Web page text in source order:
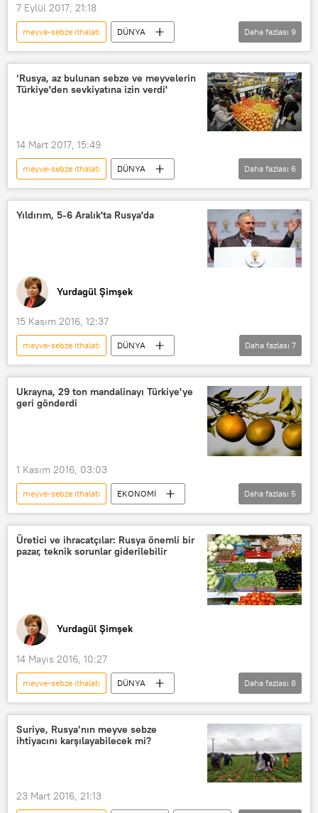
Kerç Limanı
Ünver Sel
Beşar Esad
Sergey Aksenov
Elif Sudagezer
Kırım Kalkınma Vakfı
Kırım Tatar Kültür Dernekleri Federasyonu
narenciye
kıvırcık
fosfat
organik tarım
7 Eylül 2017, 21:18
meyve-sebze ithalatı
DÜNYA
Türkiye
EKONOMİ
Haberler
Rusya
Moskova
TÜRKİYE
Doğu Karadeniz İhracatçılar Birliği (DKİB)
Daha fazlası 9
‘Rusya, az bulunan sebze ve meyvelerin
Türkiye'den sevkiyatına izin verdi'
14 Mart 2017, 15:49
meyve-sebze ithalatı
DÜNYA
Türkiye
Haberler
EKONOMİ
Rusya
TÜRKİYE
Daha fazlası 6
Yıldırım, 5-6 Aralık'ta Rusya'da
Yurdagül Şimşek
15 Kasım 2016, 12:37
meyve-sebze ithalatı
DÜNYA
Türkiye
Haberler
Rusya
TÜRKİYE
Binali Yıldırım
Türk Akımı
Daha fazlası 7
Ukrayna, 29 ton mandalinayı Türkiye'ye
geri gönderdi
1 Kasım 2016, 03:03
meyve-sebze ithalatı
EKONOMİ
Haberler
Ukrayna
TÜRKİYE
Odessa
Mandalina
Daha fazlası 5
Üretici ve ihracatçılar: Rusya önemli bir
pazar, teknik sorunlar giderilebilir
Yurdagül Şimşek
14 Mayıs 2016, 10:27
meyve-sebze ithalatı
DÜNYA
Türkiye
Analiz
Haberler
Rusya
CHP
AKİB
Daha fazlası 8
Suriye, Rusya’nın meyve sebze
ihtiyacını karşılayabilecek mi?
23 Mart 2016, 21:13